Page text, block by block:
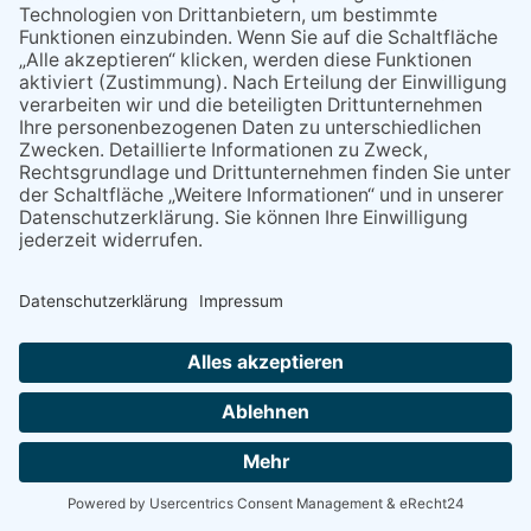
Stöbern Sie in der Geschichte der Lokalzeitungen und lesen Sie
alle Ausgaben seit 1906, bzw. 1911.
Flörsheimer Zeitung1906-1935
Hochheimer Stadtanzeiger1911-1923
Hochheimer Stadtanzeiger1924-1932
NACH OBEN
Alle Rechte vorbehalten - Verlag Dreisbach Online ist ein Produkt des Verlagshauses Dreisbach
Powered bynative:media